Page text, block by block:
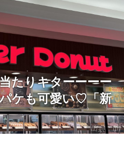
出典：ftn
たりキターーーー
ケも可愛い♡「新